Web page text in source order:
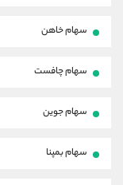
سهام خاهن
سهام چافست
سهام جوین
سهام بمپنا